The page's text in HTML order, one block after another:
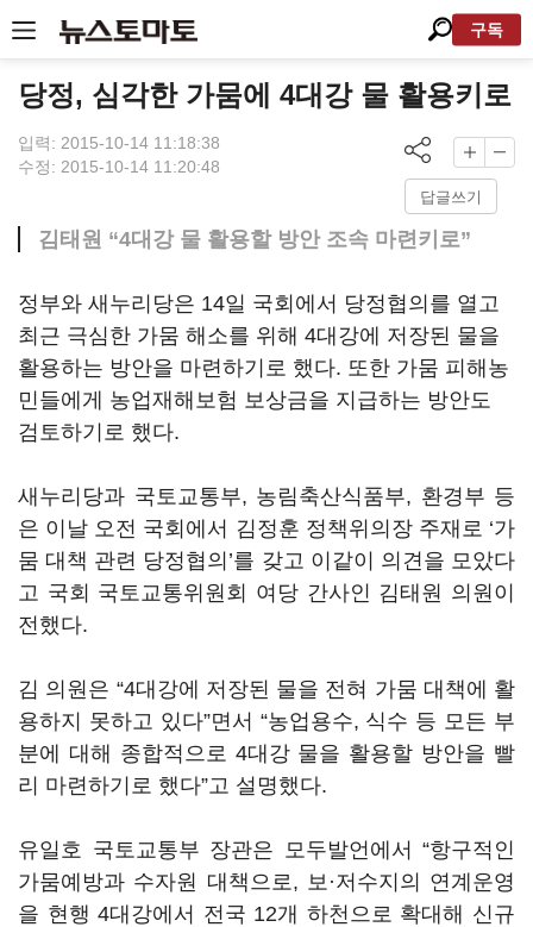
구독
당정, 심각한 가뭄에 4대강 물 활용키로
입력: 2015-10-14 11:18:38
수정: 2015-10-14 11:20:48
답글쓰기
김태원 “4대강 물 활용할 방안 조속 마련키로”
정부와 새누리당은 14일 국회에서 당정협의를 열고
최근 극심한 가뭄 해소를 위해 4대강에 저장된 물을
활용하는 방안을 마련하기로 했다. 또한 가뭄 피해농
민들에게 농업재해보험 보상금을 지급하는 방안도
검토하기로 했다.
새누리당과 국토교통부, 농림축산식품부, 환경부 등
은 이날 오전 국회에서 김정훈 정책위의장 주재로 ‘가
뭄 대책 관련 당정협의’를 갖고 이같이 의견을 모았다
고 국회 국토교통위원회 여당 간사인 김태원 의원이
전했다.
김 의원은 “4대강에 저장된 물을 전혀 가뭄 대책에 활
용하지 못하고 있다”면서 “농업용수, 식수 등 모든 부
분에 대해 종합적으로 4대강 물을 활용할 방안을 빨
리 마련하기로 했다”고 설명했다.
유일호 국토교통부 장관은 모두발언에서 “항구적인
가뭄예방과 수자원 대책으로, 보·저수지의 연계운영
을 현행 4대강에서 전국 12개 하천으로 확대해 신규